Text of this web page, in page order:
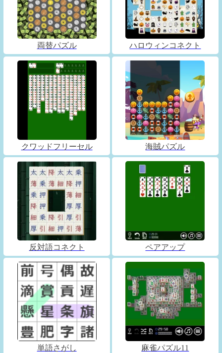
両替パズル ハロウィンコネクト
クワッドフリーセル 海賊パズル
反対語コネクト ペアアップ
単語さがし 麻雀パズル11